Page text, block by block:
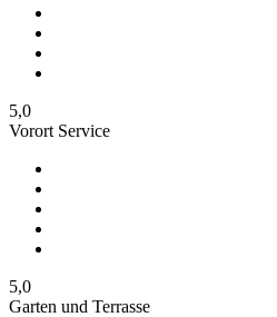
5,0
Vorort Service
5,0
Garten und Terrasse